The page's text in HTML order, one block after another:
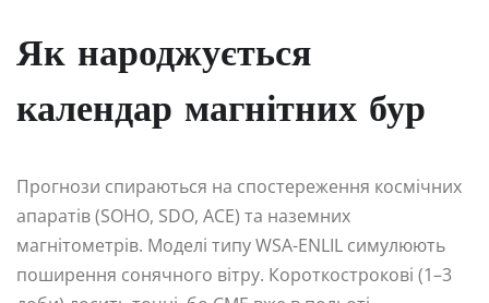
Як народжується
календар магнітних бур
Прогнози спираються на спостереження космічних
апаратів (SOHO, SDO, ACE) та наземних
магнітометрів. Моделі типу WSA-ENLIL симулюють
поширення сонячного вітру. Короткострокові (1–3